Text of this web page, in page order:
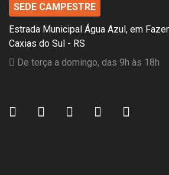
SEDE CAMPESTRE
Estrada Municipal Água Azul, em
Caxias do Sul - RS
De terça a domingo, das 9h às 18h